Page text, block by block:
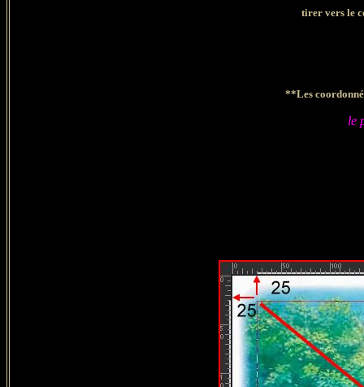
tirer vers le
**Les
le